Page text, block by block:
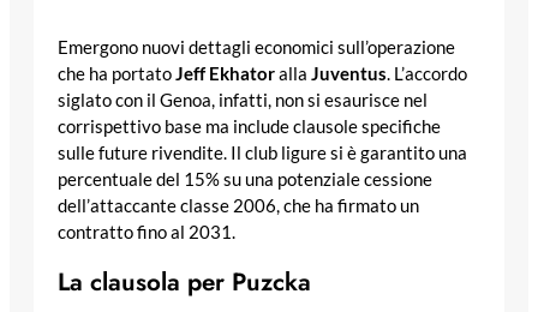
Emergono nuovi dettagli economici sull’operazione
che ha portatoJeff Ekhatoralla Juventus. L’accordo
siglato con il Genoa, infatti, non si esaurisce nel
corrispettivo base ma include clausole specifiche
sulle future rivendite. Il club ligure si è garantito una
percentuale del 15% su una potenziale cessione
dell’attaccante classe 2006, che ha firmato un
contratto fino al 2031.
La clausola per Puzcka